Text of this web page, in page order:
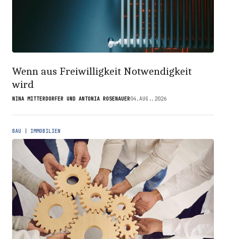
Wenn aus Freiwilligkeit Notwendigkeit
wird
NINA MITTERDORFER UND ANTONIA ROSENAUER04.AUG..2026
BAU | IMMOBILIEN